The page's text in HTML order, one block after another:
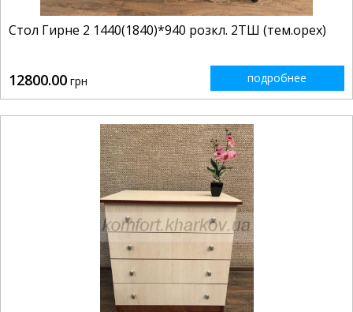
Стол Гирне 2 1440(1840)*940 розкл. 2ТШ (тем.орех)
12800.00 грн подробнее